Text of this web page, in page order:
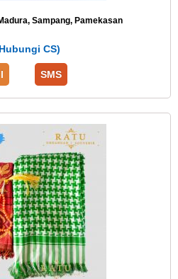
Sampang, Pamekasan
CS)
SMS